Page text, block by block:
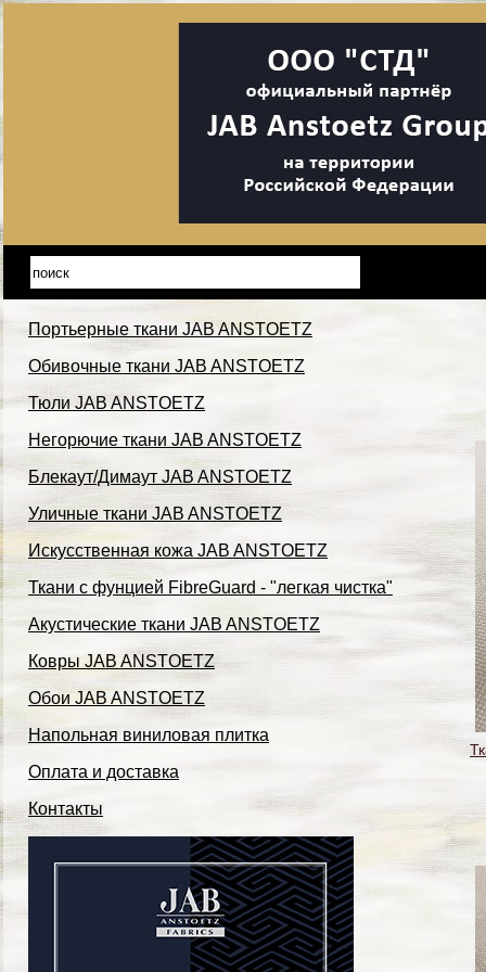
Портьерные ткани JAB ANSTOETZ
Обивочные ткани JAB ANSTOETZ
Тюли JAB ANSTOETZ
Негорючие ткани JAB ANSTOETZ
Блекаут/Димаут JAB ANSTOETZ
Уличные ткани JAB ANSTOETZ
Искусственная кожа JAB ANSTOETZ
Ткани с фунцией FibreGuard - "легкая чистка"
Акустические ткани JAB ANSTOETZ
Ковры JAB ANSTOETZ
Обои JAB ANSTOETZ
Напольная виниловая плитка
Оплата и доставка
Контакты